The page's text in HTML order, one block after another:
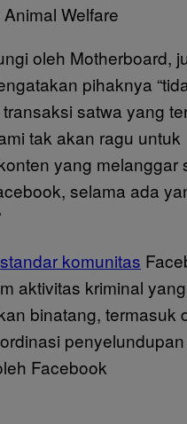
Welfare
oleh Motherboard,
pihaknya
satwa yang
tak akan ragu untuk
yang melanggar
selama ada
standar komunitas
aktivitas kriminal yang
binatang, termasuk
Facebook